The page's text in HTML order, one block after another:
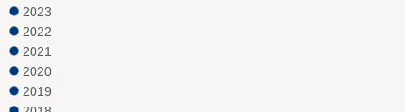
2023
2022
2021
2020
2019